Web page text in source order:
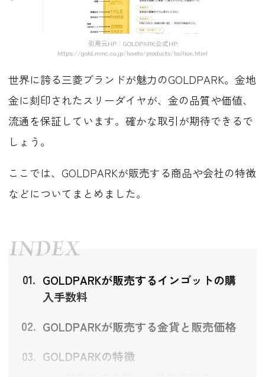
引用元HP：GOLDPARK公式HP
https://gold.mmc.co.jp/howto/products/bullion.html
世界に誇る三菱ブランドが魅力のGOLDPARK。金地
金に刻印されたスリーダイヤが、金の品質や価値、
流通を保証しています。確かな取引が期待できるで
しょう。
ここでは、GOLDPARKが販売する商品や会社の特徴
などについてまとめました。
GOLDPARKが販売するインゴットの購
入手数料
GOLDPARKが販売する金貨と販売価格
GOLDPARKの特徴